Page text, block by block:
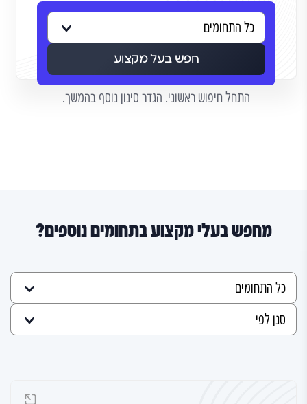
חפש בעל מקצוע
התחל חיפוש ראשוני. הגדר סינון נוסף בהמשך.
מחפש בעלי מקצוע בתחומים נוספים?